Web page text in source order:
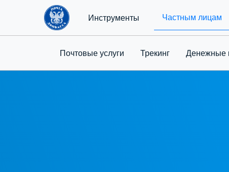
Инструменты Частным лицам
Почтовые услуги Трекинг Денежные